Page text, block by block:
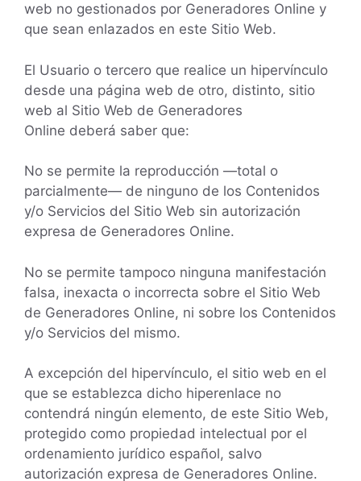
web no gestionados por Generadores Online y
que sean enlazados en este Sitio Web.
El Usuario o tercero que realice un hipervínculo
desde una página web de otro, distinto, sitio
web al Sitio Web de Generadores
Online deberá saber que:
No se permite la reproducción —total o
parcialmente— de ninguno de los Contenidos
y/o Servicios del Sitio Web sin autorización
expresa de Generadores Online.
No se permite tampoco ninguna manifestación
falsa, inexacta o incorrecta sobre el Sitio Web
de Generadores Online, ni sobre los Contenidos
y/o Servicios del mismo.
A excepción del hipervínculo, el sitio web en el
que se establezca dicho hiperenlace no
contendrá ningún elemento, de este Sitio Web,
protegido como propiedad intelectual por el
ordenamiento jurídico español, salvo
autorización expresa de Generadores Online.